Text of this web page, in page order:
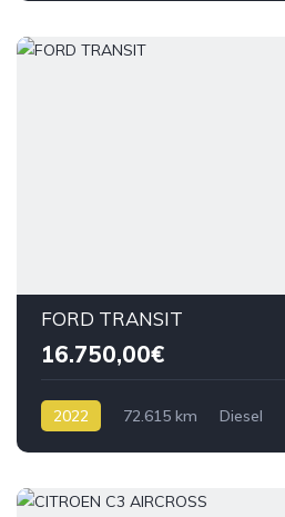
FORD TRANSIT
16.750,00€
2022 72.615 km Diesel